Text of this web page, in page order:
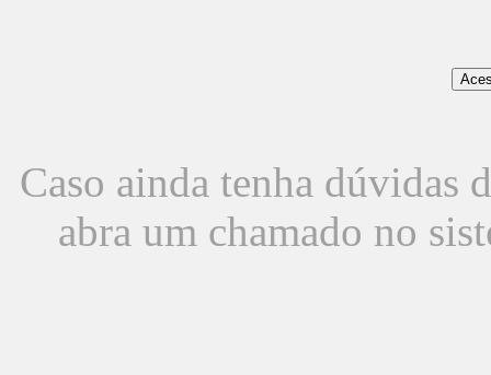
Caso ainda tenha dúvidas
abra um chamado no